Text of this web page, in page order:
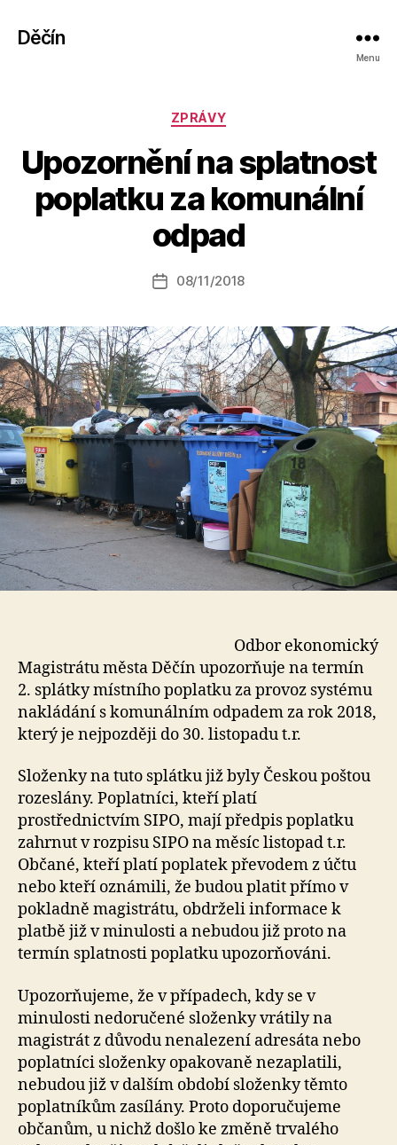
Děčín
Menu
Rubriky
ZPRÁVY
Upozornění na splatnost
poplatku za komunální
odpad
Autor
příspěvku
u
o
a
s
o
Datum
08/11/2018
Odbor ekonomický
Magistrátu města Děčín upozorňuje na termín
2. splátky místního poplatku za provoz systému
nakládání s komunálním odpadem za rok 2018,
který je nejpozději do 30. listopadu t.r.
Složenky na tuto splátku již byly Českou poštou
rozeslány. Poplatníci, kteří platí
prostřednictvím SIPO, mají předpis poplatku
zahrnut v rozpisu SIPO na měsíc listopad t.r.
Občané, kteří platí poplatek převodem z účtu
nebo kteří oznámili, že budou platit přímo v
pokladně magistrátu, obdrželi informace k
platbě již v minulosti a nebudou již proto na
termín splatnosti poplatku upozorňováni.
Upozorňujeme, že v případech, kdy se v
minulosti nedoručené složenky vrátily na
magistrát z důvodu nenalezení adresáta nebo
poplatníci složenky opakovaně nezaplatili,
nebudou již v dalším období složenky těmto
poplatníkům zasílány. Proto doporučujeme
občanům, u nichž došlo ke změně trvalého